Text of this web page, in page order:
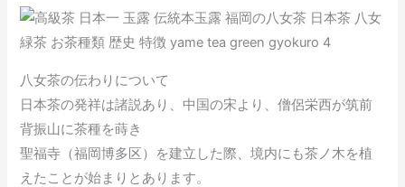
八女茶の伝わりについて
日本茶の発祥は諸説あり、中国の宋より、僧侶栄西が筑前
背振山に茶種を蒔き
聖福寺（福岡博多区）を建立した際、境内にも茶ノ木を植
えたことが始まりとあります。